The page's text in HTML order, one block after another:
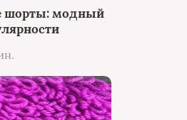
шорты: модный